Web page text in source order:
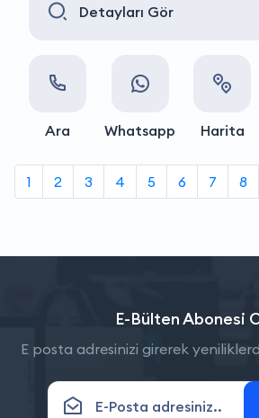
Detayları Gör
Ara Whatsapp Harita
1 2 3 4 5 6 7 8
E-Bülten Abonesi
E posta adresinizi girerek